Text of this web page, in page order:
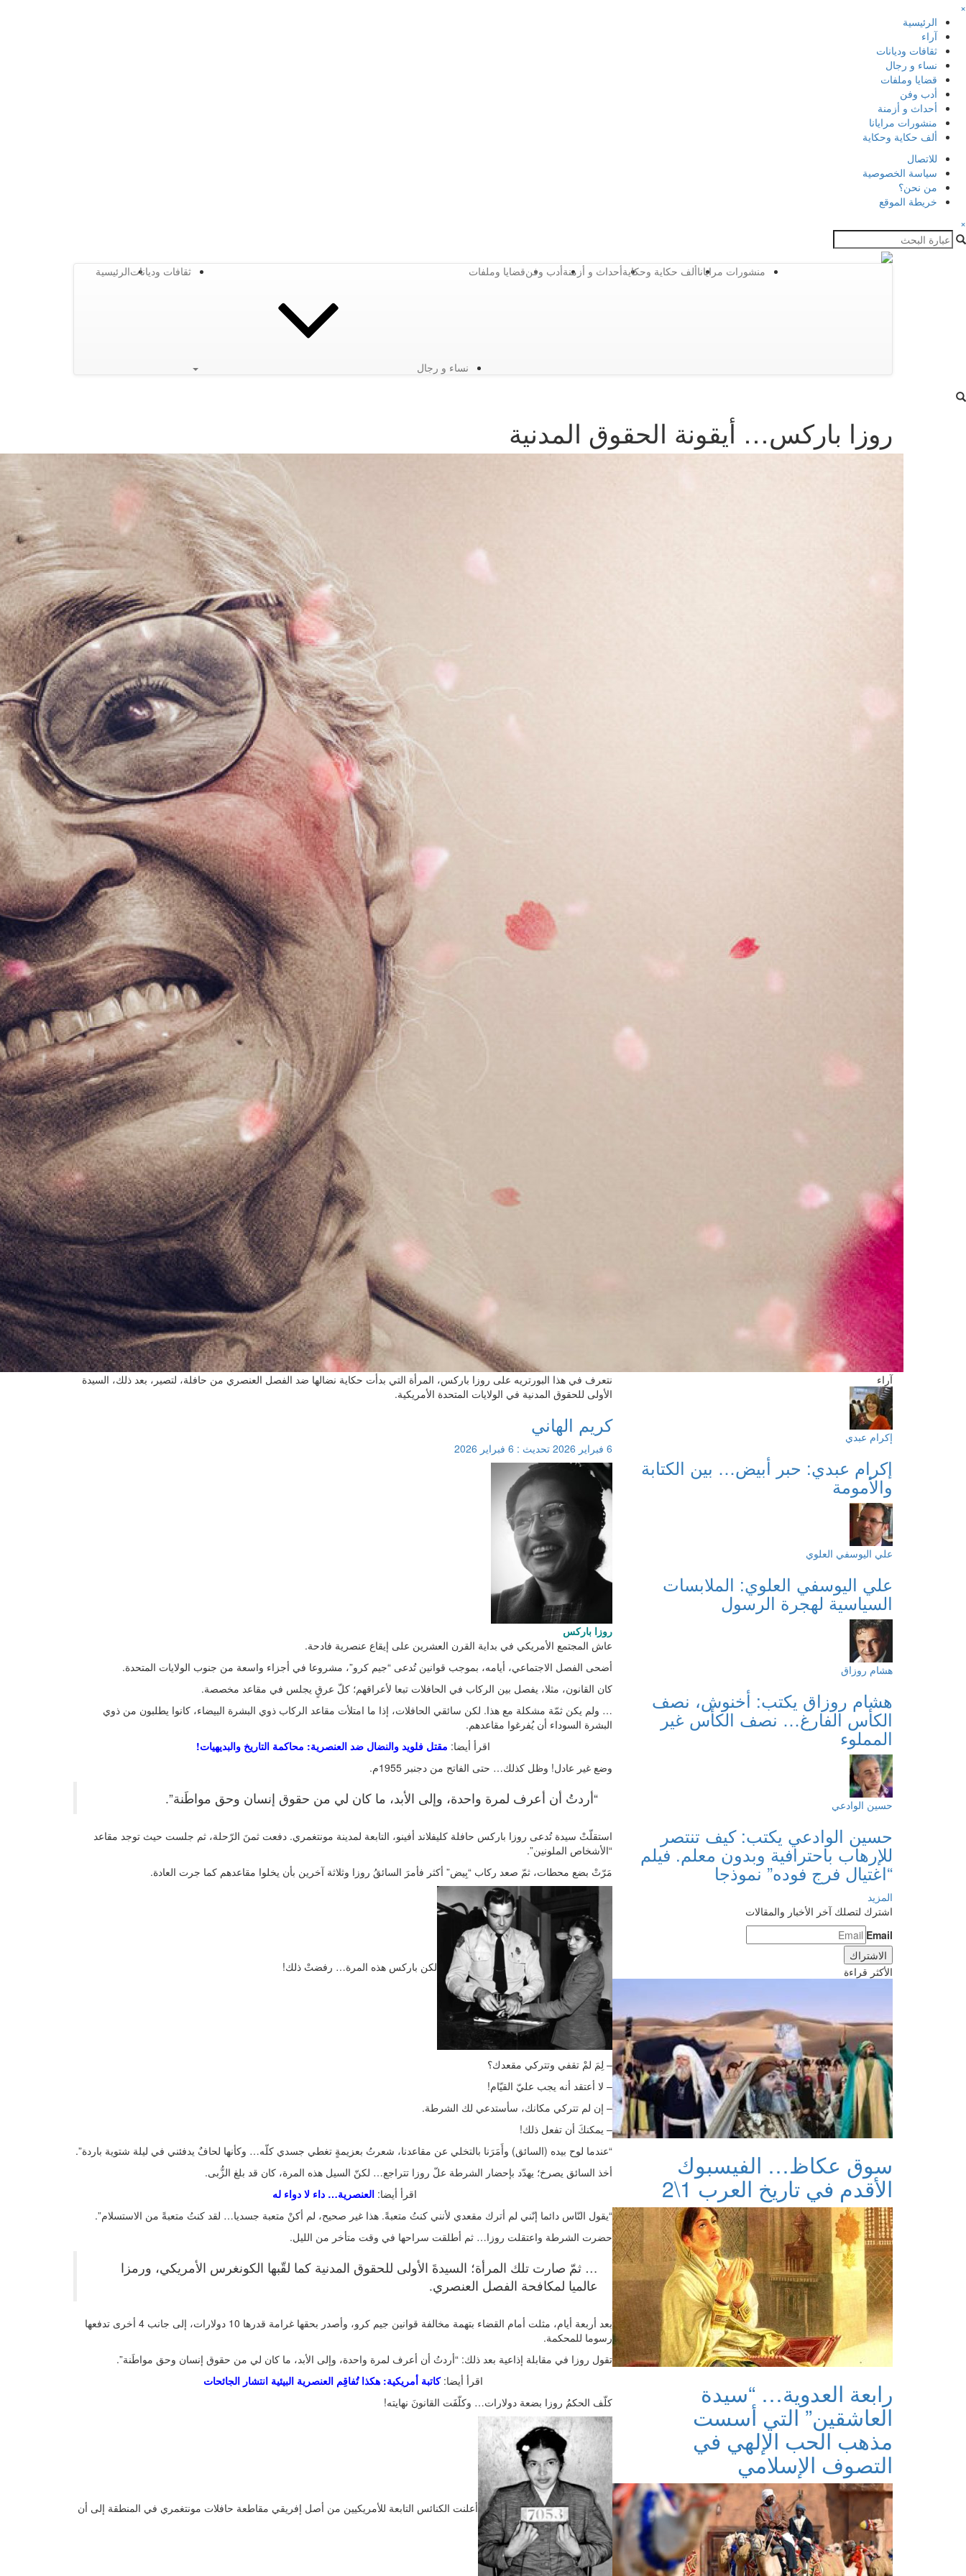
×
الرئيسية
آراء
ثقافات وديانات
نساء و رجال
قضايا وملفات
أدب وفن
أحداث و أزمنة
منشورات مرايانا
ألف حكاية وحكاية
للاتصال
سياسة الخصوصية
من نحن؟
خريطة الموقع
×
الرئيسيةثقافات وديانات
نساء و رجال
قضايا وملفاتأدب وفنأحداث و أزمنةألف حكاية وحكايةمنشورات مرايانا
روزا باركس… أيقونة الحقوق المدنية
نتعرف في هذا البورتريه على روزا باركس، المرأة التي بدأت حكاية نضالها ضد الفصل العنصري من حافلة، لتصير، بعد ذلك، السيدة
الأولى للحقوق المدنية في الولايات المتحدة الأمريكية.
كريم الهاني
6 فبراير 2026 تحديث : 6 فبراير 2026
روزا باركس
عاش المجتمع الأمريكي في بداية القرن العشرين على إيقاع عنصرية فادحة.
أضحى الفصل الاجتماعي، أيامه، بموجب قوانين تُدعى “جيم كرو”، مشروعا في أجزاء واسعة من جنوب الولايات المتحدة.
كان القانون، مثلا، يفصل بين الركاب في الحافلات تبعا لأعراقهم؛ كلّ عرقٍ يجلس في مقاعد مخصصة.
… ولم يكن ثمّة مشكلة مع هذا. لكن سائقي الحافلات، إذا ما امتلأت مقاعد الركاب ذوي البشرة البيضاء، كانوا يطلبون من ذوي
البشرة السوداء أن يُفرغوا مقاعدهم.
اقرأ أيضا: مقتل فلويد والنضال ضد العنصرية: محاكمة التاريخ والبديهيات!
وضع غير عادل! وظل كذلك… حتى الفاتح من دجنبر 1955م.
“أردتُ أن أعرف لمرة واحدة، وإلى الأبد، ما كان لي من حقوق إنسان وحق مواطَنة”.
استقلّتْ سيدة تُدعى روزا باركس حافلة كليفلاند أفينو، التابعة لمدينة مونتغمري. دفعت ثمنَ الرّحلة، ثم جلست حيث توجد مقاعد
“الأشخاص الملونين”.
مَرّتْ بضع محطات، ثمّ صعد ركاب “بِيض” أكثر فأمرَ السائقُ روزا وثلاثة آخرين بأن يخلوا مقاعدهم كما جرت العادة.
لكن باركس هذه المرة… رفضتْ ذلك!
– لِمَ لمْ تقفي وتتركي مقعدك؟
– لا أعتقد أنه يجب عليّ القيّام!
– إن لم تتركي مكانك، سأستدعي لك الشرطة.
– يمكنكَ أن تفعل ذلك!
“عندما لوح بيده (السائق) وأَمَرَنا بالتخلي عن مقاعدنا، شعرتُ بعزيمةٍ تغطي جسدي كلّه… وكأنها لحافٌ يدفئني في ليلة شتوية باردة”.
أخذ السائق يصرخ؛ يهدّد بإحضار الشرطة علّ روزا تتراجع… لكنّ السيل هذه المرة، كان قد بلغ الزُّبى.
اقرأ أيضا: ‪ العنصرية… داء لا دواء له‬
“يقول النّاس دائما إنّني لم أترك مقعدي لأنني كنتُ متعبةً. هذا غير صحيح، لم أكنْ متعبة جسديا… لقد كنتُ متعبةً من الاستسلام”.
حضرت الشرطة واعتقلت روزا… ثم أطلقت سراحها في وقت متأخر من الليل.
… ثمّ صارت تلك المرأة؛ السيدةَ الأولى للحقوق المدنية كما لقّبها الكونغرس الأمريكي، ورمزا
عالميا لمكافحة الفصل العنصري.
بعد أربعة أيام، مثلت أمام القضاء بتهمة مخالفة قوانين جيم كرو، وأصدر بحقها غرامة قدرها 10 دولارات، إلى جانب 4 أخرى تدفعها
رسوما للمحكمة.
تقول روزا في مقابلة إذاعية بعد ذلك: “أردتُ أن أعرف لمرة واحدة، وإلى الأبد، ما كان لي من حقوق إنسان وحق مواطَنة”.
اقرأ أيضا:كاتبة أمريكية: هكذا تُفاقِم العنصرية البيئية انتشار الجائحات
كلّف الحكمُ روزا بضعة دولارات… وكلّفَت القانونَ نهايته!
أعلنت الكنائس التابعة للأمريكيين من أصل إفريقي مقاطعة حافلات مونتغمري في المنطقة إلى أن
آراء
إكرام عبدي
إكرام عبدي: حبر أبيض… بين الكتابة
والأمومة
علي اليوسفي العلوي
علي اليوسفي العلوي: الملابسات
السياسية لهجرة الرسول
هشام روزاق
هشام روزاق يكتب: أخنوش، نصف
الكأس الفارغ… نصف الكأس غير
المملوء
حسين الوادعي
حسين الوادعي يكتب: كيف تنتصر
للإرهاب باحترافية وبدون معلم. فيلم
“اغتيال فرج فوده” نموذجا
المزيد
اشترك لتصلك آخر الأخبار والمقالات
Email
الأكثر قراءة
سوق عكاظ… الفيسبوك
الأقدم في تاريخ العرب 1\2
رابعة العدوية… “سيدة
العاشقين” التي أسست
مذهب الحب الإلهي في
التصوف الإسلامي